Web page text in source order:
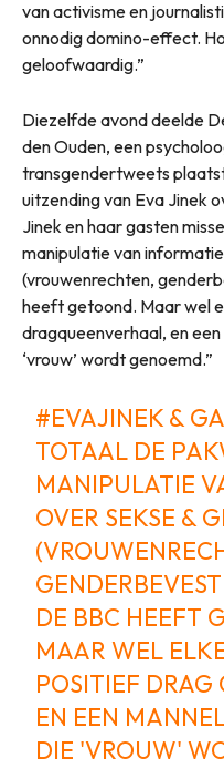
van activisme en
onnodig domino-effect.
geloofwaardig.”
Diezelfde avond deelde
den Ouden, een
transgendertweets
uitzending van Eva Jinek
Jinek en haar gasten
manipulatie van
(vrouwenrechten,
heeft getoond. Maar wel
dragqueenverhaal, en
‘vrouw’ wordt genoemd.”
#EVAJINEK &
TOTAAL DE
MANIPULATIE
OVER SEKSE &
DE BBC HEEFT
MAAR WEL
POSITIEF
EN EEN
DIE 'VROUW'